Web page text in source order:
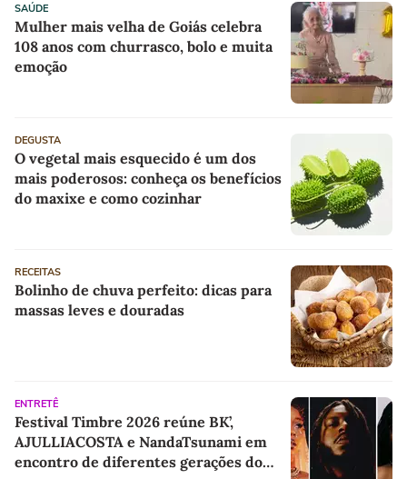
SAÚDE
Mulher mais velha de Goiás celebra
108 anos com churrasco, bolo e muita
emoção
DEGUSTA
O vegetal mais esquecido é um dos
mais poderosos: conheça os benefícios
do maxixe e como cozinhar
RECEITAS
Bolinho de chuva perfeito: dicas para
massas leves e douradas
ENTRETÊ
Festival Timbre 2026 reúne BK’,
AJULLIACOSTA e NandaTsunami em
encontro de diferentes gerações do